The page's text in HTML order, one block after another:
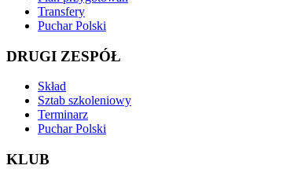
Transfery
Puchar Polski
DRUGI ZESPÓŁ
Skład
Sztab szkoleniowy
Terminarz
Puchar Polski
KLUB